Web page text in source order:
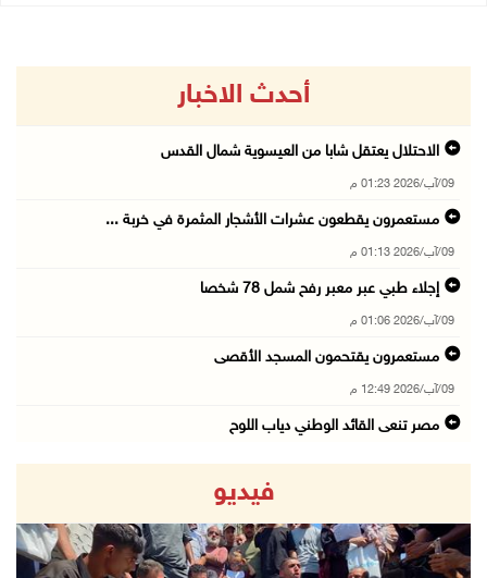
أحدث الاخبار
الاحتلال يعتقل شابا من العيسوية شمال القدس
09/آب/2026 01:23 م
مستعمرون يقطعون عشرات الأشجار المثمرة في خربة ...
09/آب/2026 01:13 م
إجلاء طبي عبر معبر رفح شمل 78 شخصا
09/آب/2026 01:06 م
مستعمرون يقتحمون المسجد الأقصى
09/آب/2026 12:49 م
مصر تنعى القائد الوطني دياب اللوح
جهاد يرسم على الخيمة مشاهد الحرب في غزة
09/آب/2026 12:17 م
حالات الإجهاض في غزة تتضاعف ثلاث مرات
فيديو